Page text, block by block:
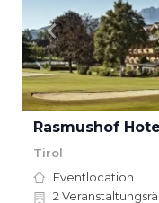
Rasmushof
Tirol
Eventlocation
2